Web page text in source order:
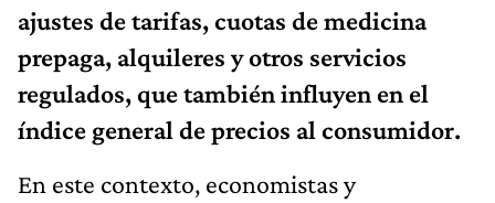
ajustes de tarifas, cuotas de medicina
prepaga, alquileres y otros servicios
regulados, que también influyen en el
índice general de precios al consumidor.
En este contexto, economistas y